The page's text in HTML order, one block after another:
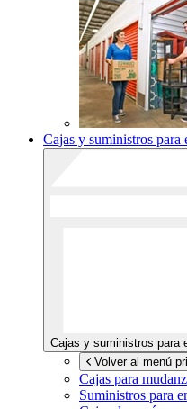
Cajas y suministros para
Cajas y suministros para
Volver al menú
Cajas para
Suministros para